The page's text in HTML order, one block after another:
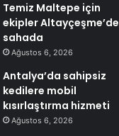
Temiz Maltepe için
ekipler Altayçeşme’de
sahada
Ağustos 6, 2026
Antalya’da sahipsiz
kedilere mobil
kısırlaştırma hizmeti
Ağustos 6, 2026